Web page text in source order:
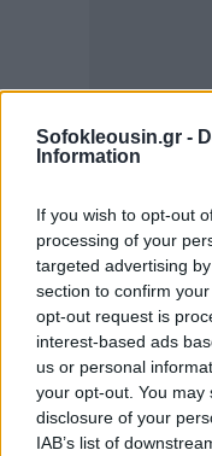
Sofokleousin.gr -
Information
If you wish to opt-out
processing of your
targeted advertising
section to confirm
opt-out request is
interest-based ads
us or personal
your opt-out. You
disclosure of your
IAB’s list of